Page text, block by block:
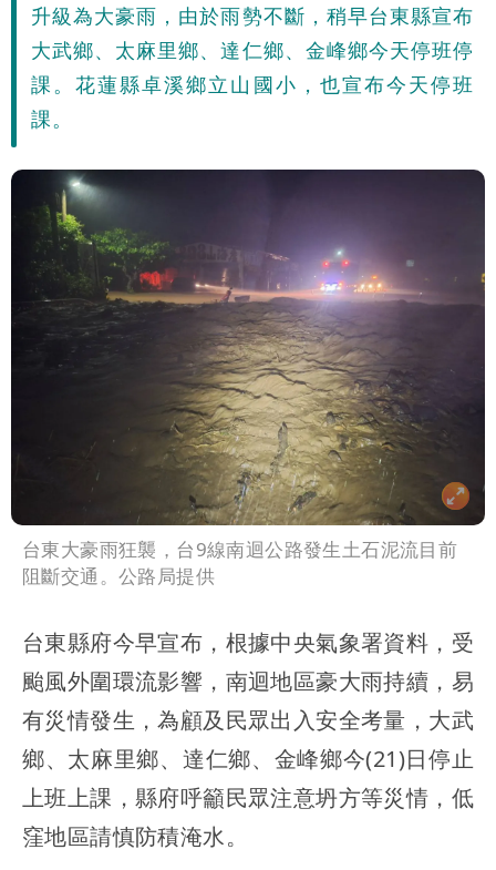
升級為大豪雨，由於雨勢不斷，稍早台東縣宣布
大武鄉、太麻里鄉、達仁鄉、金峰鄉今天停班停
課。花蓮縣卓溪鄉立山國小，也宣布今天停班
課。
台東大豪雨狂襲，台9線南迴公路發生土石泥流目前
阻斷交通。公路局提供
台東縣府今早宣布，根據中央氣象署資料，受
颱風外圍環流影響，南迴地區豪大雨持續，易
有災情發生，為顧及民眾出入安全考量，大武
鄉、太麻里鄉、達仁鄉、金峰鄉今(21)日停止
上班上課，縣府呼籲民眾注意坍方等災情，低
窪地區請慎防積淹水。